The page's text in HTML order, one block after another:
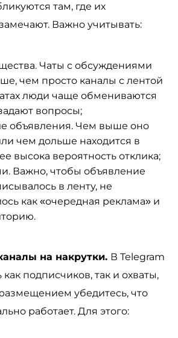
там, где их
Важно учитывать:
Чаты с обсуждениями
чем просто каналы с лентой
люди чаще обмениваются
вопросы;
объявления. Чем выше оно
чем дольше находится в
высока вероятность отклика;
Важно, чтобы объявление
в ленту, не
как «очередная реклама» и
на накрутки. В Telegram
как подписчиков, так и охваты,
убедитесь, что
работает. Для этого: